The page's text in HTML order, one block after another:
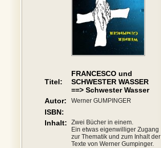
Titel:
FRANCESCO und
SCHWESTER WASSER
==> Schwester Wasser
Autor:
Werner GUMPINGER
ISBN:
Inhalt:
Zwei Bücher in einem.
Ein etwas eigenwilliger Zugang
zur Thematik und zum Inhalt der
Texte von Werner Gumpinger.